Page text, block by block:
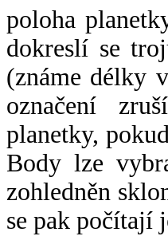
poloha
dokreslí se
(známe délky
označení
planetky,
Body lze
zohledněn
se pak počítají